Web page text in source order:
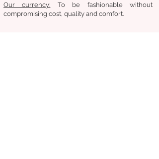
Our currency:
To be fashionable without
compromising cost, quality and comfort.